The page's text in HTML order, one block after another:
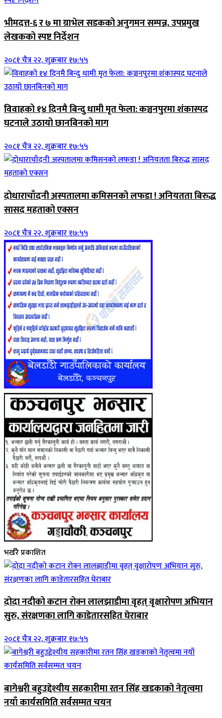
भीमदत्त-६ र ७ मा ग्राभेल सडकको अनुगमन सम्पन्न, उपप्रमुख
लेखकको स्पष्ट निर्देशन
२०८१ चैत्र २२, शुक्रबार १७:५५
विवाहको १४ दिनमै बिन्दु धामी मृत फेला: कञ्चनपुरमा शंकास्पद
घटनाले उठायो छानबिनको माग
२०८१ चैत्र २२, शुक्रबार १७:५५
दोधाराचाँदनी अस्पतालमा कमिसनको लफडा ! अनियतता बिरुद्ध
सासद महताको एक्सन
२०८१ चैत्र २२, शुक्रबार १७:५५
भर्खरै प्रकाशित
दोदा नदीको कटान रोक्न लालझाडीमा वृहत् वृक्षारोपण अभियान
सुरु, संरक्षणका लागि काडेतारसहित घेराबार
२०८१ चैत्र २२, शुक्रबार १७:५५
बागेश्वरी बहुउद्देश्यीय सहकारीमा रतन सिंह खडकाको नेतृत्वमा
नयाँ कार्यसमिति सर्वसम्मत चयन